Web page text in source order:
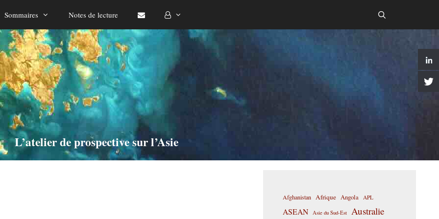
Sommaires Notes de lecture
L’atelier de prospective sur l’Asie
Afghanistan Afrique Angola APL
ASEAN Asie du Sud-Est Australie